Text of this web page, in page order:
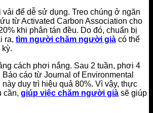
để dễ sử dụng. Treo chúng ở ngăn
từ Activated Carbon Association cho
khi phân tán đều. Do đó, chuẩn bị
ra, tìm người chăm người già có thể
kỳ.
cách phơi nắng. Sau 2 tuần, phơi 4
cáo từ Journal of Environmental
duy trì hiệu quả 80%. Vì vậy, thực
cần, giúp việc chăm người già sẽ giúp